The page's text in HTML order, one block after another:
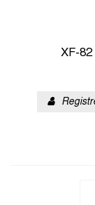
XF-82